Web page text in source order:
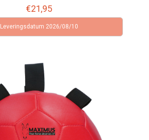
€21,95
Leveringsdatum 2026/08/10